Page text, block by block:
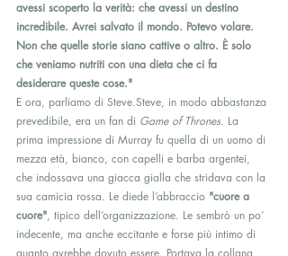
avessi scoperto la verità: che avessi un destino
incredibile. Avrei salvato il mondo. Potevo volare.
Non che quelle storie siano cattive o altro. È solo
che veniamo nutriti con una dieta che ci fa
desiderare queste cose."
E ora, parliamo di Steve.Steve, in modo abbastanza
prevedibile, era un fan di Game of Thrones. La
prima impressione di Murray fu quella di un uomo di
mezza età, bianco, con capelli e barba argentei,
che indossava una giacca gialla che stridava con la
sua camicia rossa. Le diede l’abbraccio "cuore a
cuore", tipico dell’organizzazione. Le sembrò un po’
indecente, ma anche eccitante e forse più intimo di